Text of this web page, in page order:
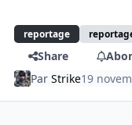
reportage
Share
ParStrike19